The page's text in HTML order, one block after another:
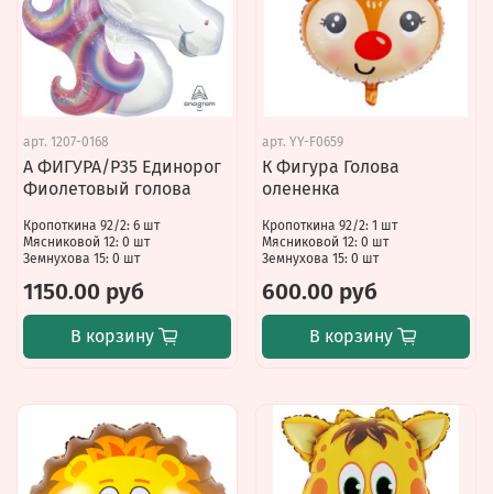
арт. 1207-0168
А ФИГУРА/P35 Единорог
Фиолетовый голова
Кропоткина 92/2: 6 шт
Мясниковой 12: 0 шт
Земнухова 15: 0 шт
1150.00 руб
В корзину
арт. YY-F0659
К Фигура Голова
олененка
Кропоткина 92/2: 1 шт
Мясниковой 12: 0 шт
Земнухова 15: 0 шт
600.00 руб
В корзину